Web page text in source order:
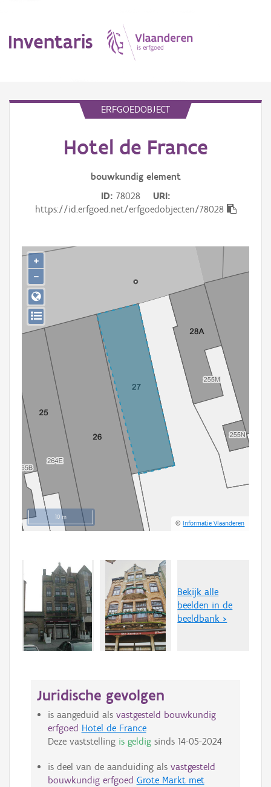
Inventaris
Gebeurtenis
Persoon of collectief
Downloads
Hergebruik
Aanmelden
ERFGOEDOBJECT
Hotel de France
bouwkundig element
ID 78028
URI
https://id.erfgoed.net/erfgoedobjecten/78028
10 m
©Informatie Vlaanderen
+
−
Bekijk alle
beelden in de
beeldbank >
Juridische gevolgen
is aangeduid als vastgesteld bouwkundig
erfgoed Hotel de France
Deze vaststelling is geldigsinds 14-05-2024
is deel van de aanduiding als vastgesteld
bouwkundig erfgoed Grote Markt met